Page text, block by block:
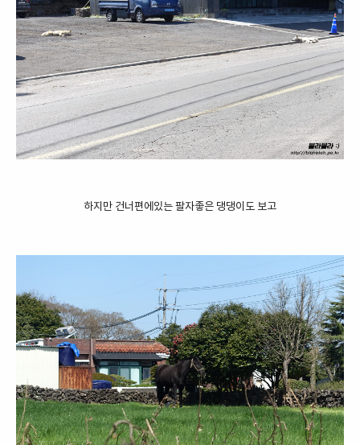
하지만 건너편에있는 팔자좋은 댕댕이도 보고